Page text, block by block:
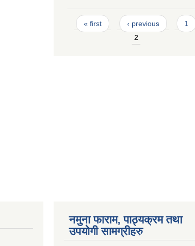
Pages
« first ‹ previous
1
2
नमुना फाराम, पाठ्यक्रम तथा
उपयोगी सामग्रीहरु